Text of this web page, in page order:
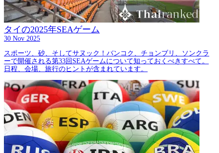
タイの2025年SEAゲーム
30 Nov 2025
スポーツ、砂、そしてサヌック！バンコク、チョンブリ、ソンクラ
ーで開催される第33回SEAゲームについて知っておくべきすべて。
日程、会場、旅行のヒントが含まれています。